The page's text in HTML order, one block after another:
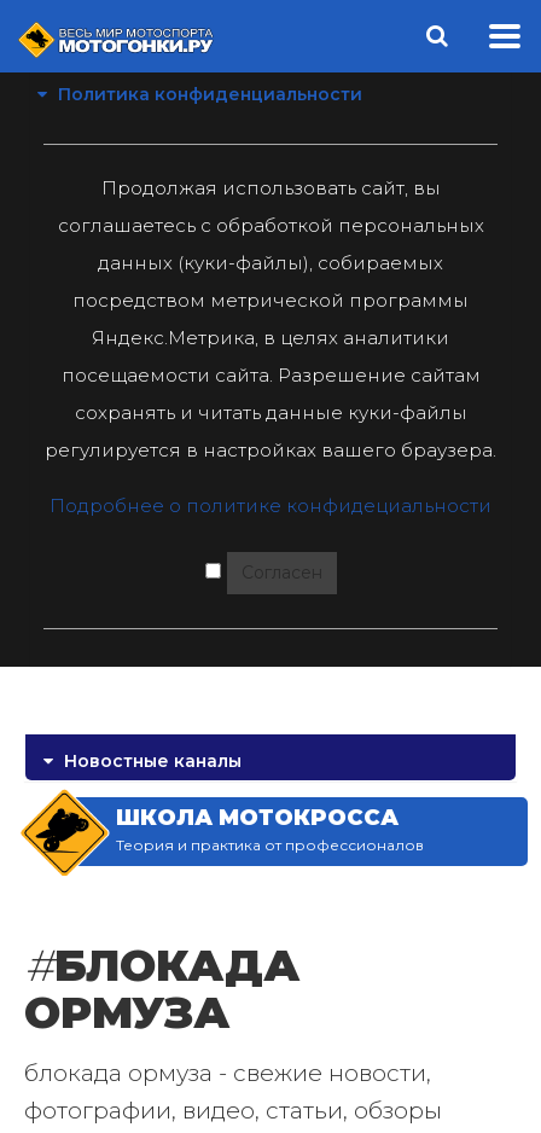
Политика конфиденциальности
Продолжая использовать сайт, вы
соглашаетесь с обработкой персональных
данных (куки-файлы), собираемых
посредством метрической программы
Яндекс.Метрика, в целях аналитики
посещаемости сайта. Разрешение сайтам
сохранять и читать данные куки-файлы
регулируется в настройках вашего браузера.
Подробнее о политике конфидециальности
Согласен
Новостные каналы
ШКОЛА МОТОКРОССА
Теория и практика от профессионалов
#БЛОКАДА
ОРМУЗА
блокада ормуза - свежие новости,
фотографии, видео, статьи, обзоры